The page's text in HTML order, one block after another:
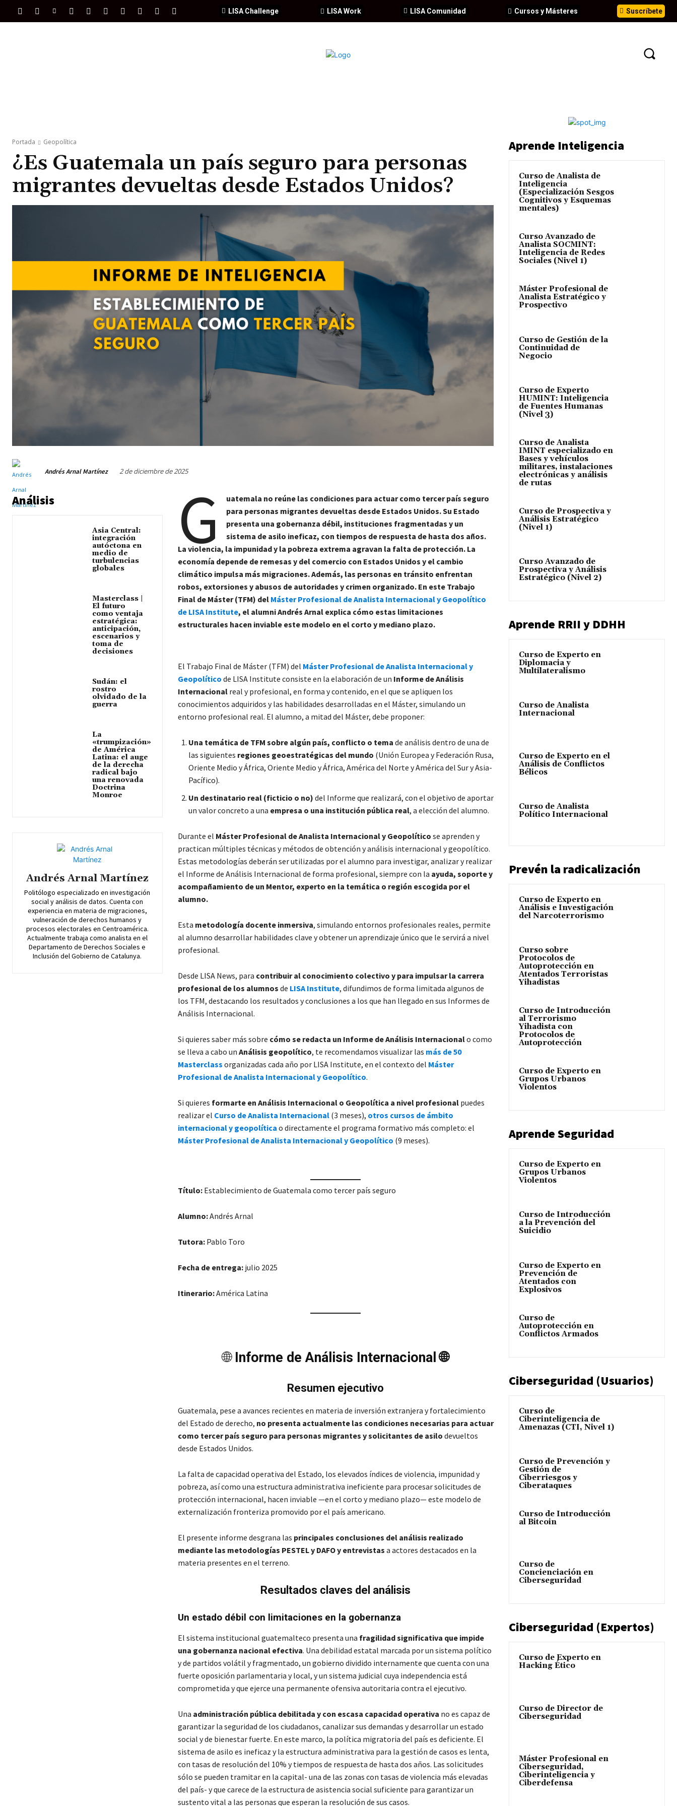
Suscríbete
Cursos y Másteres
LISA Comunidad
LISA Work
LISA Challenge
Portada Geopolítica
¿Es Guatemala un país seguro para personas
migrantes devueltas desde Estados Unidos?
Andrés Arnal Martínez 2 de diciembre de 2025
Análisis
Asia Central:
integración
autóctona en
medio de
turbulencias
globales
Masterclass |
El futuro
como ventaja
estratégica:
anticipación,
escenarios y
toma de
decisiones
Sudán: el
rostro
olvidado de la
guerra
La
«trumpización»
de América
Latina: el auge
de la derecha
radical bajo
una renovada
Doctrina
Monroe
Andrés Arnal Martínez
Politólogo especializado en investigación
social y análisis de datos. Cuenta con
experiencia en materia de migraciones,
vulneración de derechos humanos y
procesos electorales en Centroamérica.
Actualmente trabaja como analista en el
Departamento de Derechos Sociales e
Inclusión del Gobierno de Catalunya.
G
uatemala no reúne las condiciones para actuar como tercer país seguro
para personas migrantes devueltas desde Estados Unidos. Su Estado
presenta una gobernanza débil, instituciones fragmentadas y un
sistema de asilo ineficaz, con tiempos de respuesta de hasta dos años.
La violencia, la impunidad y la pobreza extrema agravan la falta de protección. La
economía depende de remesas y del comercio con Estados Unidos y el cambio
climático impulsa más migraciones. Además, las personas en tránsito enfrentan
robos, extorsiones y abusos de autoridades y crimen organizado. En este Trabajo
Final de Máster (TFM) del Máster Profesional de Analista Internacional y Geopolítico
de LISA Institute, el alumni Andrés Arnal explica cómo estas limitaciones
estructurales hacen inviable este modelo en el corto y mediano plazo.
El Trabajo Final de Máster (TFM) del Máster Profesional de Analista Internacional y
Geopolítico de LISA Institute consiste en la elaboración de un Informe de Análisis
Internacionalreal y profesional, en forma y contenido, en el que se apliquen los
conocimientos adquiridos y las habilidades desarrolladas en el Máster, simulando un
entorno profesional real. El alumno, a mitad del Máster, debe proponer:
Una temática de TFM sobre algún país, conflicto o tema de análisis dentro de una de
las siguientes regiones geoestratégicas del mundo (Unión Europea y Federación Rusa,
Oriente Medio y África, Oriente Medio y África, América del Norte y América del Sur y Asia-
Pacífico).
Un destinatario real (ficticio o no) del Informe que realizará, con el objetivo de aportar
un valor concreto a una empresa o una institución pública real, a elección del alumno.
Durante el Máster Profesional de Analista Internacional y Geopolítico se aprenden y
practican múltiples técnicas y métodos de obtención y análisis internacional y geopolítico.
Estas metodologías deberán ser utilizadas por el alumno para investigar, analizar y realizar
el Informe de Análisis Internacional de forma profesional, siempre con la ayuda, soporte y
acompañamiento de un Mentor, experto en la temática o región escogida por el
alumno.
Esta metodología docente inmersiva, simulando entornos profesionales reales, permite
al alumno desarrollar habilidades clave y obtener un aprendizaje único que le servirá a nivel
profesional.
Desde LISA News, para contribuir al conocimiento colectivo y para impulsar la carrera
profesional de los alumnos de LISA Institute, difundimos de forma limitada algunos de
los TFM, destacando los resultados y conclusiones a los que han llegado en sus Informes de
Análisis Internacional.
Si quieres saber más sobre cómo se redacta un Informe de Análisis Internacionalo como
se lleva a cabo un Análisis geopolítico, te recomendamos visualizar las más de 50
Masterclass organizadas cada año por LISA Institute, en el contexto del Máster
Profesional de Analista Internacional y Geopolítico.
Si quieres formarte en Análisis Internacional o Geopolítica a nivel profesionalpuedes
realizar el Curso de Analista Internacional (3 meses), otros cursos de ámbito
internacional y geopolítica o directamente el programa formativo más completo: el
Máster Profesional de Analista Internacional y Geopolítico (9 meses).
Título:Establecimiento de Guatemala como tercer país seguro
Alumno:Andrés Arnal
Tutora: Pablo Toro
Fecha de entrega:julio 2025
Itinerario:América Latina
🌐 Informe de Análisis Internacional 🌐
Resumen ejecutivo
Guatemala, pese a avances recientes en materia de inversión extranjera y fortalecimiento
del Estado de derecho, no presenta actualmente las condiciones necesarias para actuar
como tercer país seguro para personas migrantes y solicitantes de asilo devueltos
desde Estados Unidos.
La falta de capacidad operativa del Estado, los elevados índices de violencia, impunidad y
pobreza, así como una estructura administrativa ineficiente para procesar solicitudes de
protección internacional, hacen inviable —en el corto y mediano plazo— este modelo de
externalización fronteriza promovido por el país americano.
El presente informe desgrana las principales conclusiones del análisis realizado
mediante las metodologías PESTEL y DAFO y entrevistas a actores destacados en la
materia presentes en el terreno.
Resultados claves del análisis
Un estado débil con limitaciones en la gobernanza
El sistema institucional guatemalteco presenta una fragilidad significativa que impide
una gobernanza nacional efectiva. Una debilidad estatal marcada por un sistema político
y de partidos volátil y fragmentado, un gobierno dividido internamente que cuenta con una
fuerte oposición parlamentaria y local, y un sistema judicial cuya independencia está
comprometida y que ejerce una permanente ofensiva autoritaria contra el ejecutivo.
Una administración pública debilitada y con escasa capacidad operativa no es capaz de
garantizar la seguridad de los ciudadanos, canalizar sus demandas y desarrollar un estado
social y de bienestar fuerte. En este marco, la política migratoria del país es deficiente. El
sistema de asilo es ineficaz y la estructura administrativa para la gestión de casos es lenta,
con tasas de resolución del 10% y tiempos de respuesta de hasta dos años. Las solicitudes
sólo se pueden tramitar en la capital- una de las zonas con tasas de violencia más elevadas
del país- y que carece de la estructura de asistencia social suficiente para garantizar un
sustento vital a las personas que esperan la resolución de sus casos.
Aprende Inteligencia
Curso de Analista de
Inteligencia
(Especialización Sesgos
Cognitivos y Esquemas
mentales)
Curso Avanzado de
Analista SOCMINT:
Inteligencia de Redes
Sociales (Nivel 1)
Máster Profesional de
Analista Estratégico y
Prospectivo
Curso de Gestión de la
Continuidad de
Negocio
Curso de Experto
HUMINT: Inteligencia
de Fuentes Humanas
(Nivel 3)
Curso de Analista
IMINT especializado en
Bases y vehículos
militares, instalaciones
electrónicas y análisis
de rutas
Curso de Prospectiva y
Análisis Estratégico
(Nivel 1)
Curso Avanzado de
Prospectiva y Análisis
Estratégico (Nivel 2)
Aprende RRII y DDHH
Curso de Experto en
Diplomacia y
Multilateralismo
Curso de Analista
Internacional
Curso de Experto en el
Análisis de Conflictos
Bélicos
Curso de Analista
Político Internacional
Prevén la radicalización
Curso de Experto en
Análisis e Investigación
del Narcoterrorismo
Curso sobre
Protocolos de
Autoprotección en
Atentados Terroristas
Yihadistas
Curso de Introducción
al Terrorismo
Yihadista con
Protocolos de
Autoprotección
Curso de Experto en
Grupos Urbanos
Violentos
Aprende Seguridad
Curso de Experto en
Grupos Urbanos
Violentos
Curso de Introducción
a la Prevención del
Suicidio
Curso de Experto en
Prevención de
Atentados con
Explosivos
Curso de
Autoprotección en
Conflictos Armados
Ciberseguridad (Usuarios)
Curso de
Ciberinteligencia de
Amenazas (CTI, Nivel 1)
Curso de Prevención y
Gestión de
Ciberriesgos y
Ciberataques
Curso de Introducción
al Bitcoin
Curso de
Concienciación en
Ciberseguridad
Ciberseguridad (Expertos)
Curso de Experto en
Hacking Ético
Curso de Director de
Ciberseguridad
Máster Profesional en
Ciberseguridad,
Ciberinteligencia y
Ciberdefensa